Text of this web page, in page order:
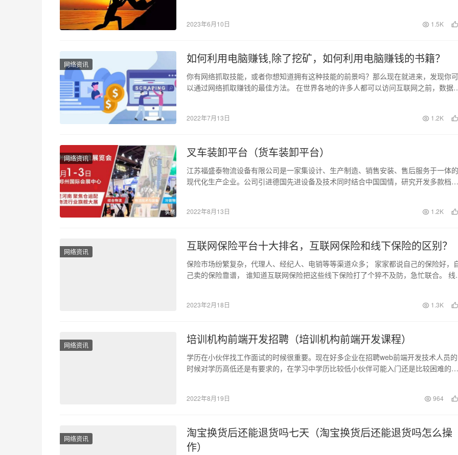
2023年6月10日 1.5K
网络资讯 如何利用电脑赚钱,除了挖矿，如何利用电脑赚钱的书籍？
你有网络抓取技能，或者你想知道拥有这种技能的前景吗？那么现在就进来，发现你可
以通过网络抓取赚钱的最佳方法。 在世界各地的许多人都可以访问互联网之前，数据
2022年7月13日 1.2K
网络资讯 叉车装卸平台（货车装卸平台）
江苏福盛泰物流设备有限公司是一家集设计、生产制造、销售安装、售后服务于一体的
现代化生产企业。公司引进德国先进设备及技术同时结合中国国情，研究开发多款档次
2022年8月13日 1.2K
网络资讯 互联网保险平台十大排名，互联网保险和线下保险的区别？
保险市场纷繁复杂，代理人、经纪人、电销等等渠道众多； 家家都说自己的保险好，
己卖的保险靠谱， 谁知道互联网保险把这些线下保险打了个猝不及防，急忙联合。 线
2023年2月18日 1.3K
网络资讯 培训机构前端开发招聘（培训机构前端开发课程）
学历在小伙伴找工作面试的时候很重要。现在好多企业在招聘web前端开发技术人员的
时候对学历高低还是有要求的，在学习中学历比较低小伙伴可能入门还是比较困难的。
2022年8月19日 964
网络资讯
淘宝换货后还能退货吗七天（淘宝换货后还能退货吗怎么操
作）